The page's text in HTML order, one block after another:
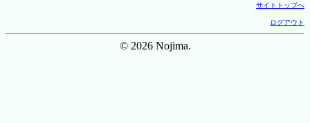
サイトトップへ
ログアウト
© 2026 Nojima.